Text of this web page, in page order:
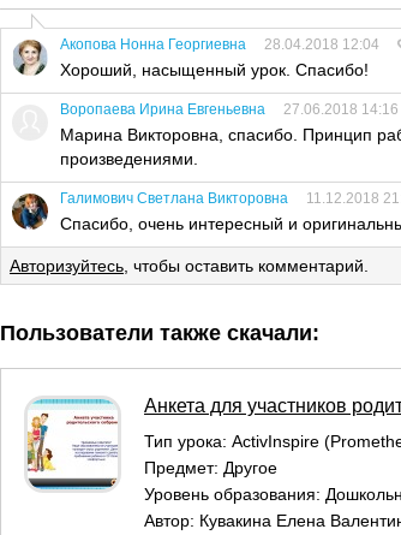
Акопова Нонна Георгиевна 28.04.2018 12:04
Хороший, насыщенный урок. Спасибо!
Воропаева Ирина Евгеньевна 27.06.2018 14:16
Марина Викторовна, спасибо. Принцип
произведениями.
Галимович Cветлана Викторовна 11.12.2018
Спасибо, очень интересный и
Авторизуйтесь , чтобы оставить комментарий.
Пользователи также скачали:
Анкета для участников
Тип урока: ActivInspire
Предмет: Другое
Уровень образования:
Автор: Кувакина Елена